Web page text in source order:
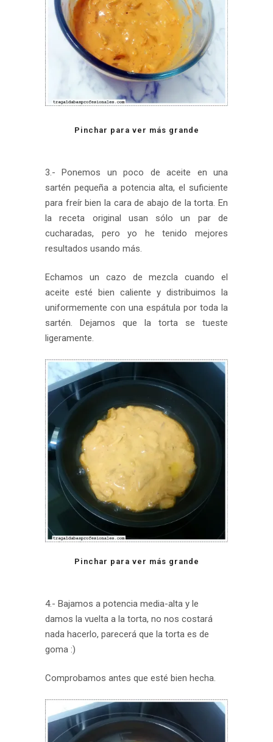
Pinchar para ver más grande
3.- Ponemos un poco de aceite en una
sartén pequeña a potencia alta, el suficiente
para freír bien la cara de abajo de la torta. En
la receta original usan sólo un par de
cucharadas, pero yo he tenido mejores
resultados usando más.
Echamos un cazo de mezcla cuando el
aceite esté bien caliente y distribuimos la
uniformemente con una espátula por toda la
sartén. Dejamos que la torta se tueste
ligeramente.
Pinchar para ver más grande
4.- Bajamos a potencia media-alta y le
damos la vuelta a la torta, no nos costará
nada hacerlo, parecerá que la torta es de
goma :)
Comprobamos antes que esté bien hecha.